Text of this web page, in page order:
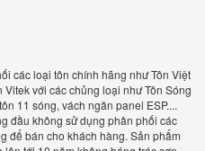
các loại tôn chính hãng như Tôn Việt
Vitek với các chủng loại như Tôn Sóng
11 sóng, vách ngăn panel ESP....
đầu không sử dụng phân phối các
để bán cho khách hàng. Sản phẩm